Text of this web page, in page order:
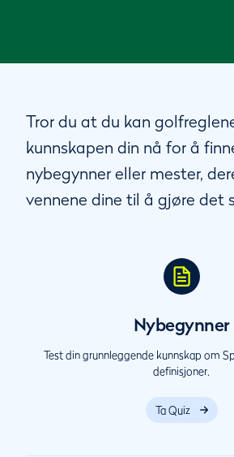
Tror du at du kan
kunnskapen din nå for å
nybegynner eller mester,
vennene dine til å gjøre det
Nybegynner
Test din grunnleggende kunnskap om
definisjoner.
Ta Quiz